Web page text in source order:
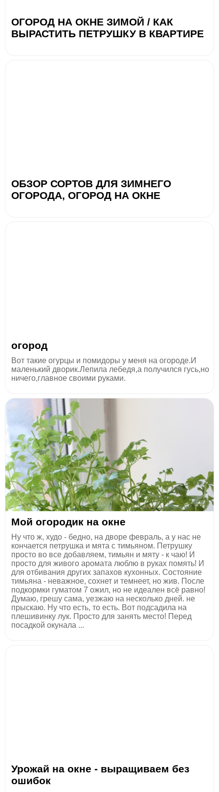
ОГОРОД НА ОКНЕ ЗИМОЙ / КАК
ВЫРАСТИТЬ ПЕТРУШКУ В КВАРТИРЕ
ОБЗОР СОРТОВ ДЛЯ ЗИМНЕГО
ОГОРОДА, ОГОРОД НА ОКНЕ
огород
Вот такие огурцы и помидоры у меня на огороде.И
маленький дворик.Лепила лебедя,а получился гусь,но
ничего,главное своими руками.
Мой огородик на окне
Ну что ж, худо - бедно, на дворе февраль, а у нас не
кончается петрушка и мята с тимьяном. Петрушку
просто во все добавляем, тимьян и мяту - к чаю! И
просто для живого аромата люблю в руках помять! И
для отбивания других запахов кухонных. Состояние
тимьяна - неважное, сохнет и темнеет, но жив. После
подкормки гуматом 7 ожил, но не идеален всё равно!
Думаю, грешу сама, уезжаю на несколько дней. не
прыскаю. Ну что есть, то есть. Вот подсадила на
плешивинку лук. Просто для занять место! Перед
посадкой окунала ...
Урожай на окне - выращиваем без
ошибок